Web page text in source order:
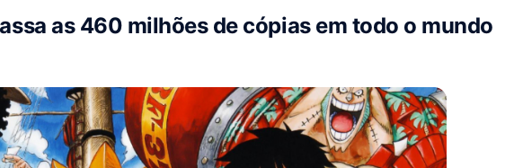
as 460 milhões de cópias em todo o mundo